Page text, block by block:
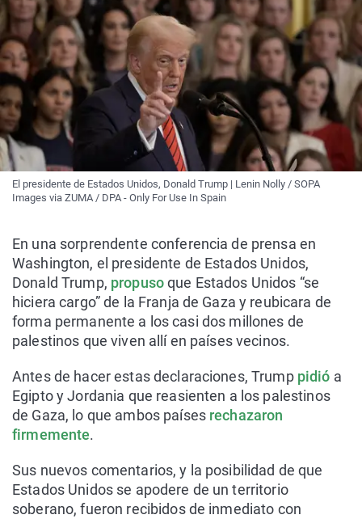
El presidente de Estados Unidos, Donald Trump | Lenin Nolly / SOPA
Images via ZUMA / DPA - Only For Use In Spain
En una sorprendente conferencia de prensa en
Washington, el presidente de Estados Unidos,
Donald Trump, propusoque Estados Unidos “se
hiciera cargo” de la Franja de Gaza y reubicara de
forma permanente a los casi dos millones de
palestinos que viven allí en países vecinos.
Antes de hacer estas declaraciones, Trump pidió a
Egipto y Jordania que reasienten a los palestinos
de Gaza, lo que ambos países rechazaron
firmemente.
Sus nuevos comentarios, y la posibilidad de que
Estados Unidos se apodere de un territorio
soberano, fueron recibidos de inmediato con